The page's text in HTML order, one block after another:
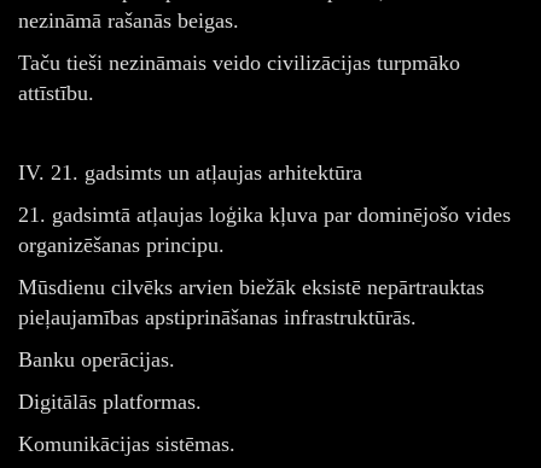
nezināmā rašanās beigas.
Taču tieši nezināmais veido civilizācijas turpmāko
attīstību.
IV. 21. gadsimts un atļaujas arhitektūra
21. gadsimtā atļaujas loģika kļuva par dominējošo vides
organizēšanas principu.
Mūsdienu cilvēks arvien biežāk eksistē nepārtrauktas
pieļaujamības apstiprināšanas infrastruktūrās.
Banku operācijas.
Digitālās platformas.
Komunikācijas sistēmas.